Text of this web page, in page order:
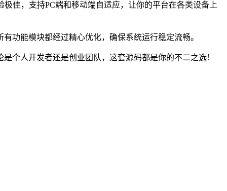
佳，支持PC端和移动端自适应，让你的平台在各类设备上
功能模块都经过精心优化，确保系统运行稳定流畅。
个人开发者还是创业团队，这套源码都是你的不二之选！